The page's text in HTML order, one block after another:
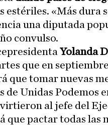
estériles. «Más dura
una diputada
convulso.
Yolanda
que en
que tomar nuevas
de Unidas Podemos
al jefe del
que pactar todas las